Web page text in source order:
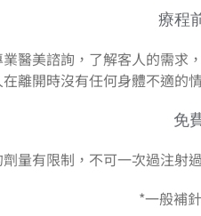
療程
醫美諮詢，了解客人的需
離開時沒有任何身體不適的
免
量有限制，不可一次過注射
*一般補